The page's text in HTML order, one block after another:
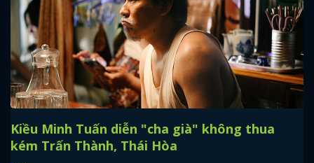
Kiều Minh Tuấn diễn "cha già" không thua
kém Trấn Thành, Thái Hòa